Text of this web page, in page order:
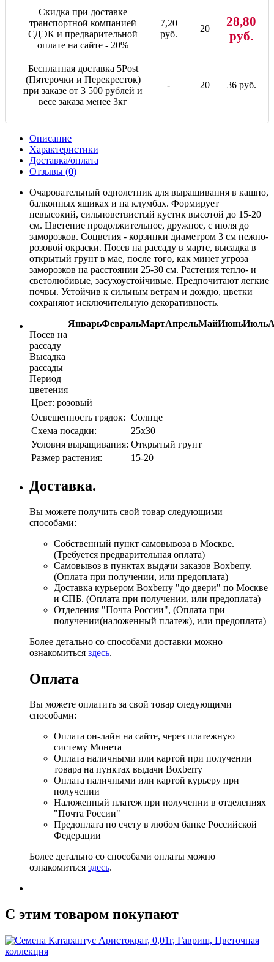
Скидка при доставке
транспортной компанией
СДЭК и предварительной
оплате на сайте - 20%
7,20
руб.
20
28,80
руб.
Бесплатная доставка 5Post
(Пятерочки и Перекресток)
при заказе от 3 500 рублей и
весе заказа менее 3кг
- 20 36 руб.
Описание
Характеристики
Доставка/оплата
Отзывы (0)
Очаровательный однолетник для выращивания в кашпо,
балконных ящиках и на клумбах. Формирует
невысокий, сильноветвистый кустик высотой до 15-20
см. Цветение продолжительное, дружное, с июля до
заморозков. Соцветия - корзинки диаметром 3 см нежно-
розовой окраски. Посев на рассаду в марте, высадка в
открытый грунт в мае, после того, как минет угроза
заморозков на расстоянии 25-30 см. Растения тепло- и
светолюбивые, засухоустойчивые. Предпочитают легкие
почвы. Устойчив к сильным ветрам и дождю, цветки
сохраняют исключительную декоративность.
ЯнварьФевральМартАпрельМайИюньИюль
Посев на
рассаду
Высадка
рассады
Период
цветения
Цвет: розовый
Освещенность грядок: Солнце
Схема посадки:
25х30
Условия выращивания: Открытый грунт
Размер растения:
15-20
Доставка.
Вы можете получить свой товар следующими
способами:
Собственный пункт самовывоза в Москве.
(Требуется предварительная оплата)
Самовывоз в пунктах выдачи заказов Boxberry.
(Оплата при получении, или предоплата)
Доставка курьером Boxberry "до двери" по Москве
и СПБ. (Оплата при получении, или предоплата)
Отделения "Почта России", (Оплата при
получении(наложенный платеж), или предоплата)
Более детально со способами доставки можно
ознакомиться здесь.
Оплата
Вы можете оплатить за свой товар следующими
способами:
Оплата он-лайн на сайте, через платежную
систему Монета
Оплата наличными или картой при получении
товара на пунктах выдачи Boxberry
Оплата наличными или картой курьеру при
получении
Наложенный платеж при получении в отделениях
"Почта России"
Предоплата по счету в любом банке Российской
Федерации
Более детально со способами оплаты можно
ознакомиться здесь.
C этим товаром покупают